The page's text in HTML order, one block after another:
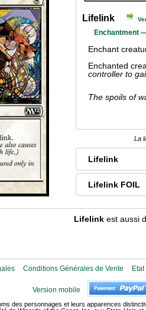
Lifelink
Enchantment
Enchant
Enchanted
controller to
The spoils of
La
Lifelink
Lifelink FOIL
Lifelinkest aussi
Conditions Générales de Vente
Version mobile
des personnages et leurs apparences